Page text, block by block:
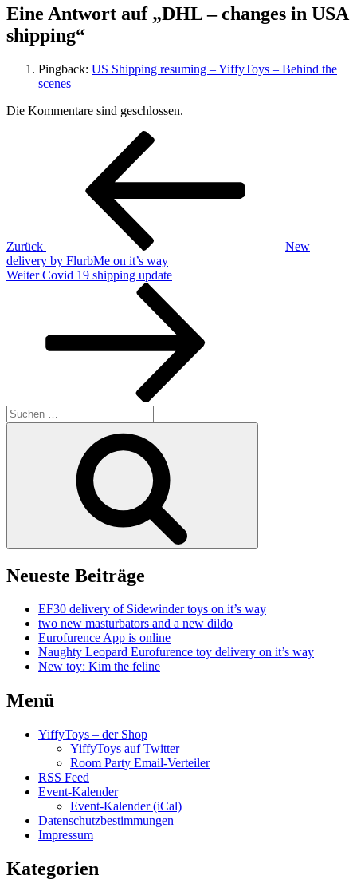
Eine Antwort auf „DHL – changes in USA
shipping“
Pingback: US Shipping resuming – YiffyToys – Behind the
scenes
Die Kommentare sind geschlossen.
Beitragsnavigation
Zurück
New
delivery by FlurbMe on it’s way
Nächster
Weiter Covid 19 shipping update
Suchen
nach:
Neueste Beiträge
EF30 delivery of Sidewinder toys on it’s way
two new masturbators and a new dildo
Eurofurence App is online
Naughty Leopard Eurofurence toy delivery on it’s way
New toy: Kim the feline
Menü
YiffyToys – der Shop
YiffyToys auf Twitter
Room Party Email-Verteiler
RSS Feed
Event-Kalender
Event-Kalender (iCal)
Datenschutzbestimmungen
Impressum
Kategorien